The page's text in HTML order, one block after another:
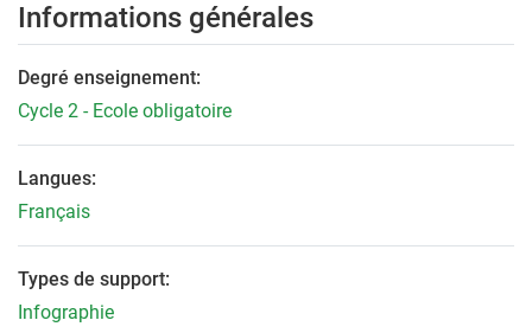
Informations générales
Degré enseignement:
Cycle 2 - Ecole obligatoire
Langues:
Français
Types de support:
Infographie